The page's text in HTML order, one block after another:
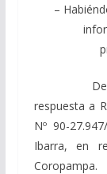
–
De la
respuesta a
Nº 90-
Ibarra, en
Coropampa.